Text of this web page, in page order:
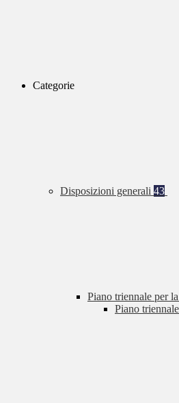
Categorie
Disposizioni generali 43
Piano triennale per
Piano